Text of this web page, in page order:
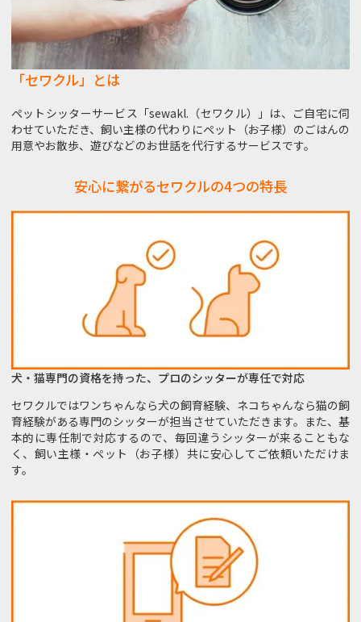
「セワクル」とは
ペットシッターサービス「sewakl.（セワクル）」は、ご自宅に伺
わせていただき、飼い主様の代わりにペット（お子様）のごはんの
用意やお散歩、遊びなどのお世話を代行するサービスです。
安心に繋がるセワクルの4つの特長
犬・猫専門の資格を持った、プロのシッターが専任で対応
セワクルではワンちゃんなら犬の飼育経験、ネコちゃんなら猫の飼
育経験がある専門のシッターが担当させていただきます。また、基
本的に専任制で対応するので、毎回違うシッターが来ることもな
く、飼い主様・ペット（お子様）共に安心してご依頼いただけま
す。